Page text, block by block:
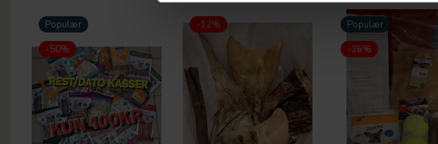
Populær
-50%
-12%
Populær
-26%